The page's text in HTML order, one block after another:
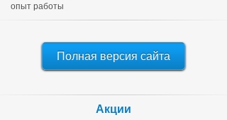
опыт работы
Полная версия сайта
Акции